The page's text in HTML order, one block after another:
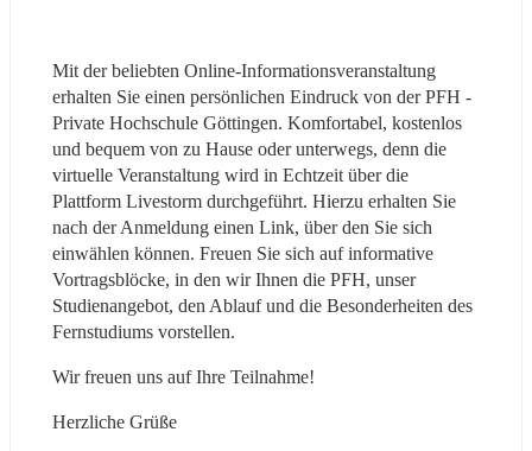
Mit der beliebten Online-Informationsveranstaltung
erhalten Sie einen persönlichen Eindruck von der PFH -
Private Hochschule Göttingen. Komfortabel, kostenlos
und bequem von zu Hause oder unterwegs, denn die
virtuelle Veranstaltung wird in Echtzeit über die
Plattform Livestorm durchgeführt. Hierzu erhalten Sie
nach der Anmeldung einen Link, über den Sie sich
einwählen können. Freuen Sie sich auf informative
Vortragsblöcke, in den wir Ihnen die PFH, unser
Studienangebot, den Ablauf und die Besonderheiten des
Fernstudiums vorstellen.
Wir freuen uns auf Ihre Teilnahme!
Herzliche Grüße